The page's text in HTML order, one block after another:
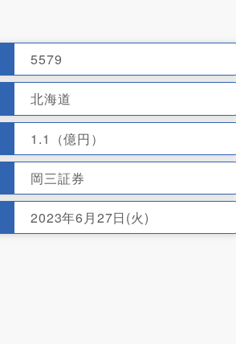
5579
北海道
1.1（億円）
岡三証券
2023年6月27日(火)